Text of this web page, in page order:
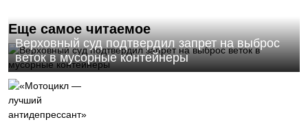
Еще самое читаемое
Верховный суд подтвердил запрет на выброс
веток в мусорные контейнеры